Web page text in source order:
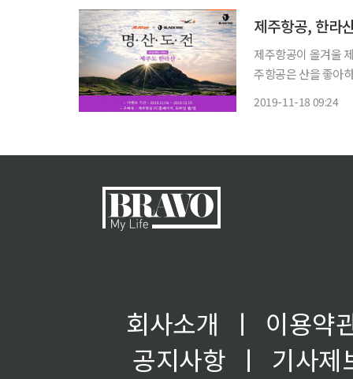
제주항공, 한라
제주항공이 올겨울
주항공은 산을 좋아하는
2019-11-18 09:24
회사소개 ㅣ
이용약
공지사항
ㅣ
기사제